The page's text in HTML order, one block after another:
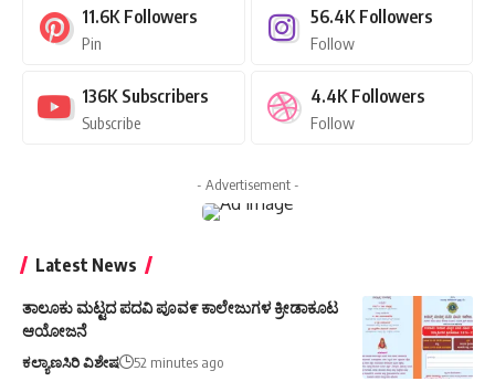
11.6K Followers
Pin
56.4K Followers
Follow
136K Subscribers
Subscribe
4.4K Followers
Follow
- Advertisement -
Latest News
ತಾಲೂಕು ಮಟ್ಟದ ಪದವಿ ಪೂವ೯ ಕಾಲೇಜುಗಳ ಕ್ರೀಡಾಕೂಟ
ಆಯೋಜನೆ
ಕಲ್ಯಾಣಸಿರಿ ವಿಶೇಷ 52 minutes ago